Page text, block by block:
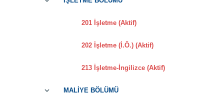
201 İşletme (Aktif)
202 İşletme (İ.Ö.) (Aktif)
213 İşletme-İngilizce (Aktif)
MALİYE BÖLÜMÜ